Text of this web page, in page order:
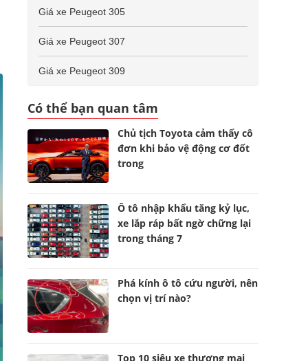
Giá xe Peugeot 305
Giá xe Peugeot 307
Giá xe Peugeot 309
Có thể bạn quan tâm
Chủ tịch Toyota cảm thấy cô
đơn khi bảo vệ động cơ đốt
trong
Ô tô nhập khẩu tăng kỷ lục,
xe lắp ráp bất ngờ chững lại
trong tháng 7
Phá kính ô tô cứu người, nên
chọn vị trí nào?
Top 10 siêu xe thương mại